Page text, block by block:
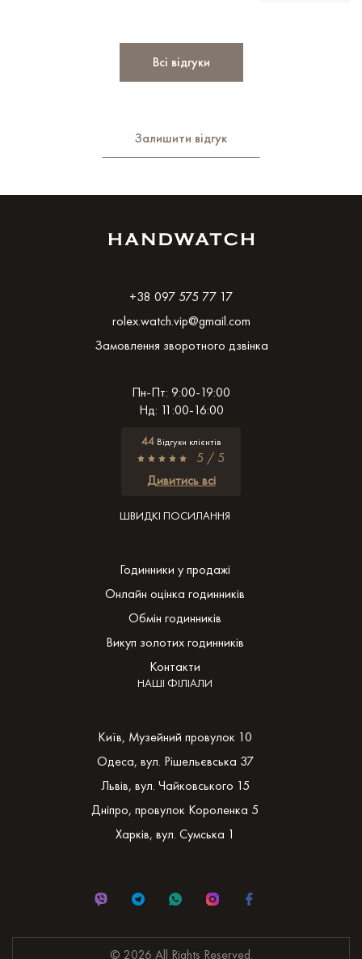
Всі відгуки
Залишити відгук
+38 097 575 77 17
rolex.watch.vip@gmail.com
Замовлення зворотного дзвінка
Пн-Пт: 9:00-19:00
Нд: 11:00-16:00
44Відгуки клієнтів
5 / 5
Дивитись всі
ШВИДКІ ПОСИЛАННЯ
Годинники у продажі
Онлайн оцінка годинників
Обмін годинників
Викуп золотих годинників
Контакти
НАШІ ФІЛІАЛИ
Київ, Музейний провулок 10
Одеса, вул. Рішельєвська 37
Львів, вул. Чайковського 15
Дніпро, провулок Короленка 5
Харків, вул. Сумська 1
© 2026 All Rights Reserved.